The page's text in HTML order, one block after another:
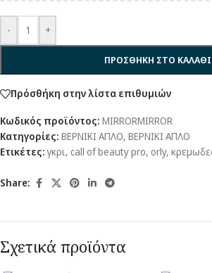
- +
ΠΡΟΣΘΉΚΗ ΣΤΟ ΚΑΛΆΘΙ
Πρόσθήκη στην λίστα επιθυμιών
Κωδικός προϊόντος: MIRRORMIRROR
Κατηγορίες: ΒΕΡΝΙΚΙ ΑΠΛΟ, ΒΕΡΝΙΚΙ ΑΠΛΟ
Ετικέτες: γκρι, call of beauty pro, orly,
Share:
Σχετικά προϊόντα